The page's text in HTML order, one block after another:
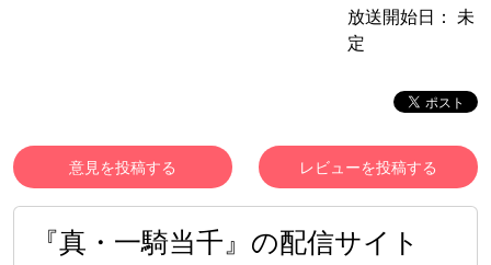
放送開始日： 未
定
意見を投稿する レビューを投稿する
『真・一騎当千』の配信サイト